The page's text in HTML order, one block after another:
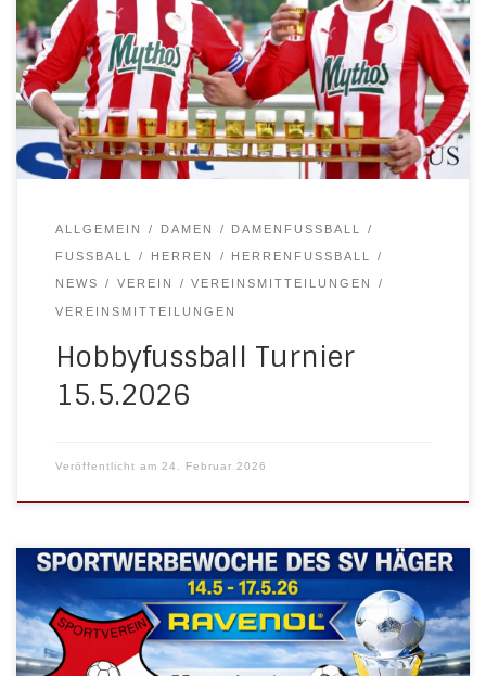
ALLGEMEIN DAMEN DAMENFUSSBALL
FUSSBALL HERREN HERRENFUSSBALL
NEWS VEREIN VEREINSMITTEILUNGEN
VEREINSMITTEILUNGEN
Hobbyfussball Turnier
15.5.2026
Veröffentlicht am 24. Februar 2026